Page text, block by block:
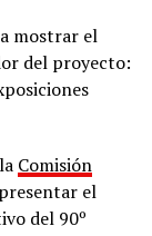
mostrar el
del proyecto:
Comisión
el
del 90º